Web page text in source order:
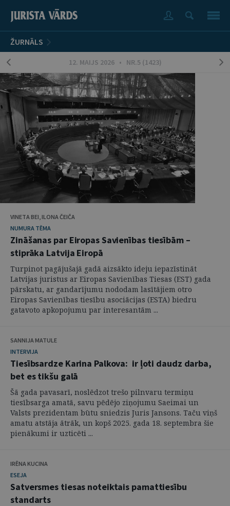
ŽURNĀLS
12. MAIJS 2026 • NR.5 (1423)
VINETA BEI, ILONA ČEIČA
NUMURA TĒMA
Zināšanas par Eiropas Savienības tiesībām –
stiprāka Latvija Eiropā
Turpinot pagājušajā gadā aizsākto ideju iepazīstināt
Latvijas juristus ar Eiropas Savienības Tiesas (EST) gada
pārskatu, ar gandarījumu nododam lasītājiem otro
Eiropas Savienības tiesību asociācijas (ESTA) biedru
gatavoto apkopojumu par interesantām ...
SANNIJA MATULE
INTERVIJA
Tiesībsardze Karina Palkova: ir ļoti daudz darba,
bet es tikšu galā
Šā gada pavasarī, noslēdzot trešo pilnvaru termiņu
tiesībsarga amatā, savu pēdējo ziņojumu Saeimai un
Valsts prezidentam būtu sniedzis Juris Jansons. Taču viņš
amatu atstāja ātrāk, un kopš 2025. gada 18. septembra šie
pienākumi ir uzticēti ...
IRĒNA KUCINA
ESEJA
Satversmes tiesas noteiktais pamattiesību
standarts